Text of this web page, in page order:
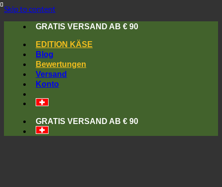
Skip to content
GRATIS VERSAND AB € 90
EDITION KÄSE
Blog
Bewertungen
Versand
Konto
GRATIS VERSAND AB € 90